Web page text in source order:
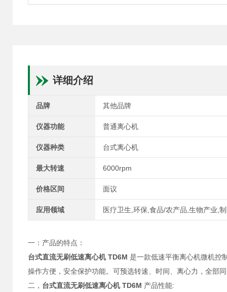
详细介绍
品牌 其他品牌
仪器功能 普通离心机
仪器种类 台式离心机
最大转速 6000rpm
价格区间 面议
应用领域 医疗卫生,环保,食品/农产品,生物产业,
一：产品的特点：
台式直流无刷低速离心机 TD6M 是一款低速平衡离心机微机控
操作方便，安全保护功能。可预选转速、时间、离心力，全部
二， 台式直流无刷低速离心机 TD6M 产品性能: